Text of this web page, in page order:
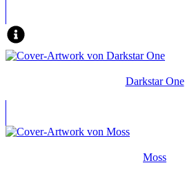
Darkstar One
Moss